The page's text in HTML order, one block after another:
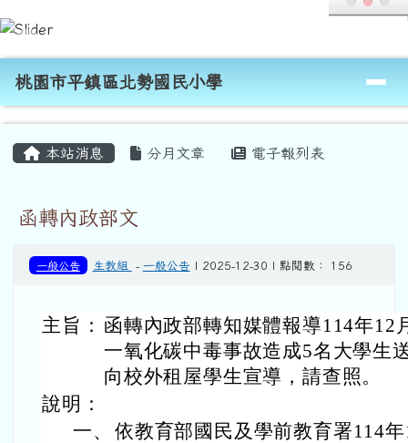
跳至主內容區
桃園市平鎮區北勢國民小學
導覽列
桃園市平鎮區北勢國民小學
本站消息 分月文章 電子報列表
函轉內政部文
一般公告 生教組 - 一般公告 | 2025-12-30 | 點閱數： 156
主旨： 函轉內政部轉知媒體報導114年12
一氧化碳中毒事故造成5名大學生
向校外租屋學生宣導，請查照。
說明：
一、 依教育部國民及學前教育署114